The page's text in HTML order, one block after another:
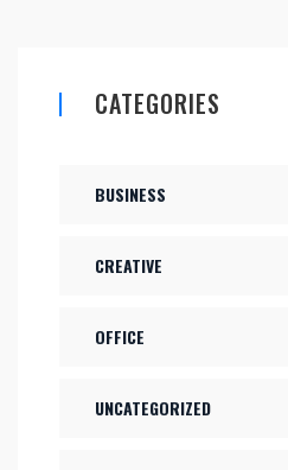
CATEGORIES
BUSINESS
CREATIVE
OFFICE
UNCATEGORIZED